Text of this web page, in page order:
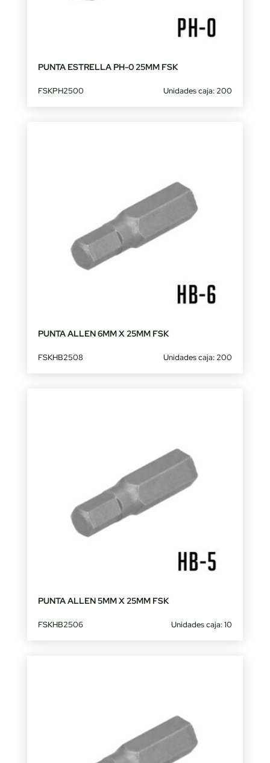
PUNTA ESTRELLA PH-0 25MM FSK
FSKPH2500 Unidades caja: 200
PUNTA ALLEN 6MM X 25MM FSK
FSKHB2508 Unidades caja: 200
PUNTA ALLEN 5MM X 25MM FSK
FSKHB2506 Unidades caja: 10